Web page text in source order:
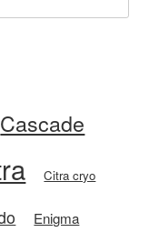
Cascade
Citra cryo
Enigma